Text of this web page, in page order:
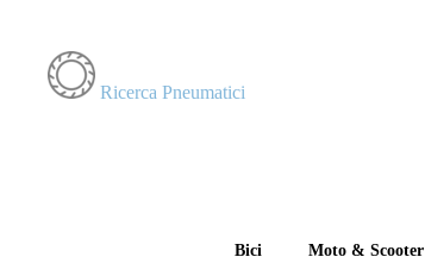
Ricerca Pneumatici
Bici Moto & Scooter